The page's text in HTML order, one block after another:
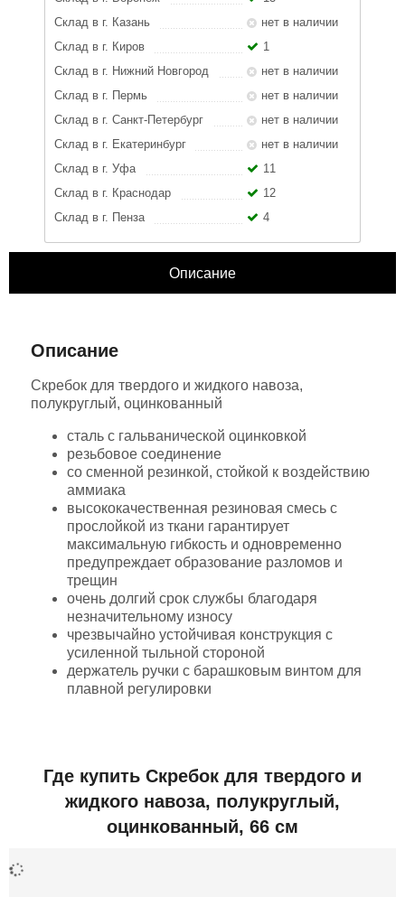
Склад в г. Казань
нет в наличии
Склад в г. Киров
1
Склад в г. Нижний Новгород
нет в наличии
Склад в г. Пермь
нет в наличии
Склад в г. Санкт-Петербург
нет в наличии
Склад в г. Екатеринбург
нет в наличии
Склад в г. Уфа
11
Склад в г. Краснодар
12
Склад в г. Пенза
4
Описание
Описание
Скребок для твердого и жидкого навоза,
полукруглый, оцинкованный
сталь с гальванической оцинковкой
резьбовое соединение
со сменной резинкой, стойкой к воздействию
аммиака
высококачественная резиновая смесь с
прослойкой из ткани гарантирует
максимальную гибкость и одновременно
предупреждает образование разломов и
трещин
очень долгий срок службы благодаря
незначительному износу
чрезвычайно устойчивая конструкция с
усиленной тыльной стороной
держатель ручки с барашковым винтом для
плавной регулировки
Дополнительная информация
Производитель
Добавить отзыв
Где купить Скребок для твердого и
жидкого навоза, полукруглый,
оцинкованный, 66 см